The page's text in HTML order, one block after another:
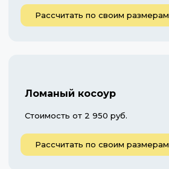
Рассчитать по своим размерам
Ломаный косоур
Стоимость от 2 950 руб.
Рассчитать по своим размерам